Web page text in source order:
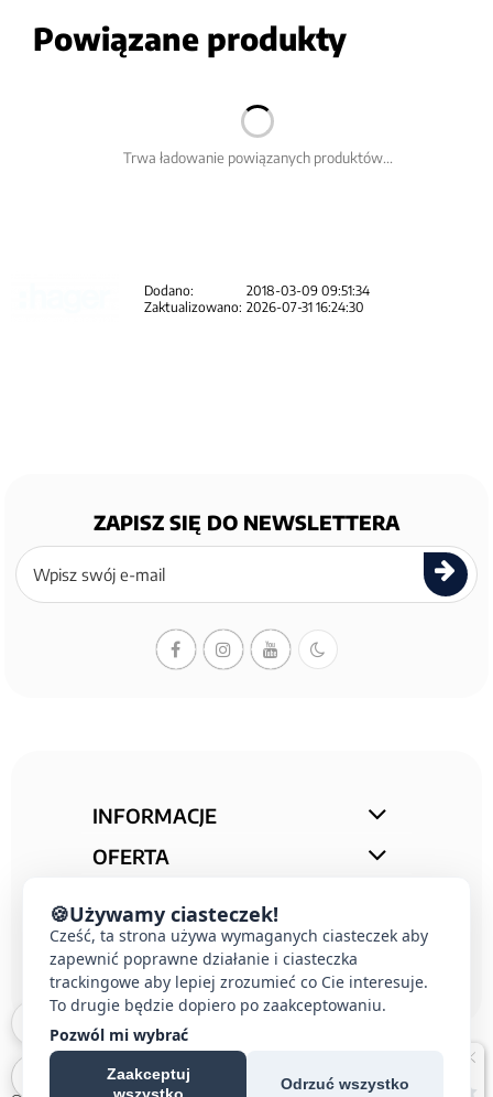
Powiązane produkty
Trwa ładowanie powiązanych produktów...
Dodano:
2018-03-09 09:51:34
Zaktualizowano: 2026-07-31 16:24:30
ZAPISZ SIĘ DO NEWSLETTERA
Zapisz
się
newslettera
INFORMACJE
OFERTA
KONTAKT
🍪Używamy ciasteczek!
Cześć, ta strona używa wymaganych ciasteczek aby
zapewnić poprawne działanie i ciasteczka
trackingowe aby lepiej zrozumieć co Cie interesuje.
To drugie będzie dopiero po zaakceptowaniu.
Pozwól mi wybrać
Zaakceptuj
Odrzuć wszystko